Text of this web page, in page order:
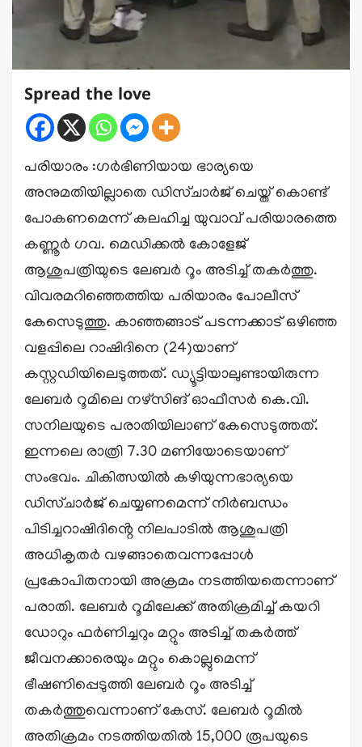
Spread the love
പരിയാരം :ഗർഭിണിയായ ഭാര്യയെ
അനുമതിയില്ലാതെ ഡിസ്‌ചാർജ് ചെയ്ത് കൊണ്ട്
പോകണമെന്ന് കലഹിച്ച യുവാവ് പരിയാരത്തെ
കണ്ണൂർ ഗവ. മെഡിക്കൽ കോളേജ്
ആശുപത്രിയുടെ ലേബർ റൂം അടിച്ച് തകർത്തു.
വിവരമറിഞ്ഞെത്തിയ പരിയാരം പോലീസ്
കേസെടുത്തു. കാഞ്ഞങ്ങാട് പടന്നക്കാട് ഒഴിഞ്ഞ
വളപ്പിലെ റാഷിദിനെ (24)യാണ്
കസ്റ്റഡിയിലെടുത്തത്. ഡ്യൂട്ടിയാലുണ്ടായിരുന്ന
ലേബർ റൂമിലെ നഴ്സ‌ിങ് ഓഫീസർ കെ.വി.
സനിലയുടെ പരാതിയിലാണ് കേസെടുത്തത്.
ഇന്നലെ രാത്രി 7.30 മണിയോടെയാണ്
സംഭവം. ചികിത്സയിൽ കഴിയുന്നഭാര്യയെ
ഡിസ്ചാർജ് ചെയ്യണമെന്ന് നിർബന്ധം
പിടിച്ചറാഷിദിൻ്റെ നിലപാടിൽ ആശുപത്രി
അധികൃതർ വഴങ്ങാതെവന്നപ്പോൾ
പ്രകോപിതനായി അക്രമം നടത്തിയതെന്നാണ്
പരാതി. ലേബർ റൂമിലേക്ക് അതിക്രമിച്ച് കയറി
ഡോറും ഫർണിച്ചറും മറ്റും അടിച്ച് തകർത്ത്
ജീവനക്കാരെയും മറ്റും കൊല്ലുമെന്ന്
ഭീഷണിപ്പെടുത്തി ലേബർ റൂം അടിച്ച്
തകർത്തുവെന്നാണ് കേസ്. ലേബർ റൂമിൽ
അതിക്രമം നടത്തിയതിൽ 15,000 രൂപയുടെ